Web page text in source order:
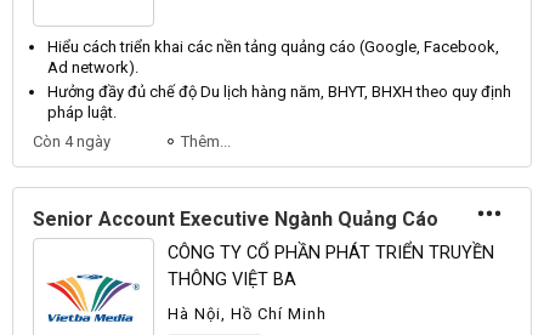
Hiểu cách triển khai các nền tảng quảng cáo (Google, Facebook,
Ad network).
Hưởng đầy đủ chế độ Du lịch hàng năm, BHYT, BHXH theo quy định
pháp luật.
Còn 4 ngày
Thêm...
Senior Account Executive Ngành Quảng Cáo
CÔNG TY CỔ PHẦN PHÁT TRIỂN TRUYỀN
THÔNG VIỆT BA
Hà Nội, Hồ Chí Minh